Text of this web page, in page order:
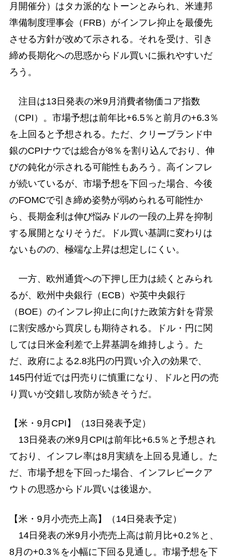
月開催分）はタカ派的なトーンとみられ、米連邦
準備制度理事会（FRB）がインフレ抑止を最優先
させる方針が改めて示される。それを受け、引き
締め長期化への思惑からドル買いに振れやすいだ
ろう。
注目は13日発表の米9月消費者物価コア指数
（CPI）。市場予想は前年比+6.5％と前月の+6.3％
を上回ると予想される。ただ、クリーブランド中
銀のCPIナウでは総合が8％を割り込んでおり、伸
びの鈍化が示される可能性もあろう。高インフレ
が続いているが、市場予想を下回った場合、今後
のFOMCで引き締め姿勢が弱められる可能性か
ら、長期金利は伸び悩みドルの一段の上昇を抑制
する展開となりそうだ。ドル買い基調に変わりは
ないものの、極端な上昇は想定しにくい。
一方、欧州通貨への下押し圧力は続くとみられ
るが、欧州中央銀行（ECB）や英中央銀行
（BOE）のインフレ抑止に向けた政策方針を背景
に割安感から買戻しも期待される。ドル・円に関
しては日米金利差で上昇基調を維持しよう。た
だ、政府による2.8兆円の円買い介入の効果で、
145円付近では円売りに慎重になり、ドルと円の売
り買いが交錯し攻防が続きそうだ。
【米・9月CPI】（13日発表予定）
13日発表の米9月CPIは前年比+6.5％と予想され
ており、インフレ率は8月実績を上回る見通し。た
だ、市場予想を下回った場合、インフレピークア
ウトの思惑からドル買いは後退か。
【米・9月小売売上高】（14日発表予定）
14日発表の米9月小売売上高は前月比+0.2％と、
8月の+0.3％を小幅に下回る見通し。市場予想を下